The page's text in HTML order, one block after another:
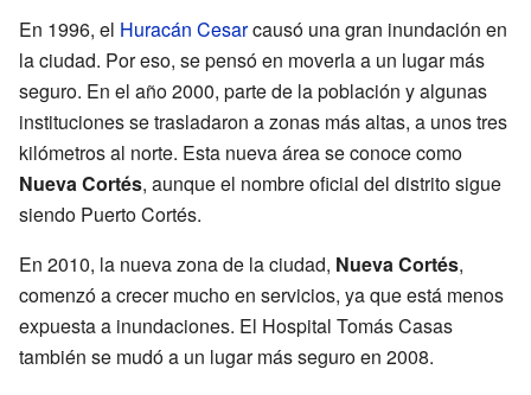
En 1996, el Huracán Cesarcausó una gran inundación en
la ciudad. Por eso, se pensó en moverla a un lugar más
seguro. En el año 2000, parte de la población y algunas
instituciones se trasladaron a zonas más altas, a unos tres
kilómetros al norte. Esta nueva área se conoce como
Nueva Cortés, aunque el nombre oficial del distrito sigue
siendo Puerto Cortés.
En 2010, la nueva zona de la ciudad, Nueva Cortés,
comenzó a crecer mucho en servicios, ya que está menos
expuesta a inundaciones. El Hospital Tomás Casas
también se mudó a un lugar más seguro en 2008.